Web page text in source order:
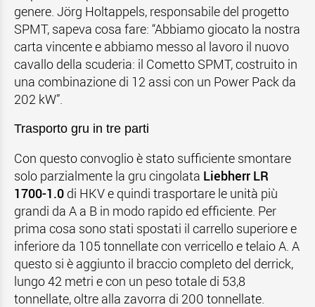
genere. Jörg Holtappels, responsabile del progetto
SPMT, sapeva cosa fare: “Abbiamo giocato la nostra
carta vincente e abbiamo messo al lavoro il nuovo
cavallo della scuderia: il Cometto SPMT, costruito in
una combinazione di 12 assi con un Power Pack da
202 kW”.
Trasporto gru in tre parti
Con questo convoglio è stato sufficiente smontare
solo parzialmente la gru cingolata Liebherr LR
1700-1.0 di HKV e quindi trasportare le unità più
grandi da A a B in modo rapido ed efficiente. Per
prima cosa sono stati spostati il carrello superiore e
inferiore da 105 tonnellate con verricello e telaio A. A
questo si è aggiunto il braccio completo del derrick,
lungo 42 metri e con un peso totale di 53,8
tonnellate, oltre alla zavorra di 200 tonnellate.